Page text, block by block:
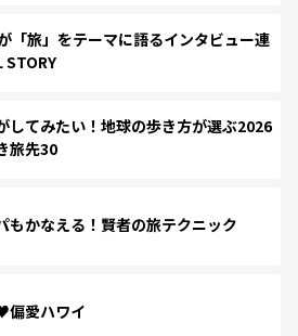
「旅」をテーマに語るインタビュー連
STORY
してみたい！地球の歩き方が選ぶ2026
旅先30
もかなえる！賢者の旅テクニック
偏愛ハワイ